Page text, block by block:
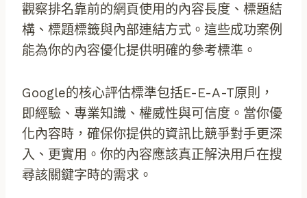
觀察排名靠前的網頁使用的內容長度、標題結
構、標題標籤與內部連結方式。這些成功案例
能為你的內容優化提供明確的參考標準。
Google的核心評估標準包括E-E-A-T原則，
即經驗、專業知識、權威性與可信度。當你優
化內容時，確保你提供的資訊比競爭對手更深
入、更實用。你的內容應該真正解決用戶在搜
尋該關鍵字時的需求。